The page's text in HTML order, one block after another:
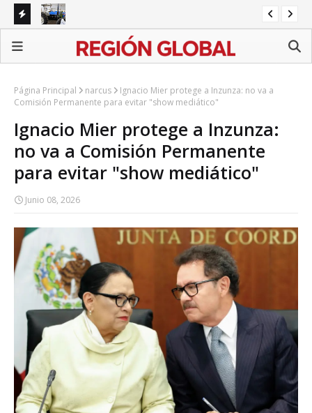
Revolución del campo: el discurso de Armenta choca con
la realidad
Página Principal narcus
Ignacio Mier protege a Inzunza: no va a
Comisión Permanente para evitar "show mediático"
Ignacio Mier protege a Inzunza:
no va a Comisión Permanente
para evitar "show mediático"
Junio 08, 2026